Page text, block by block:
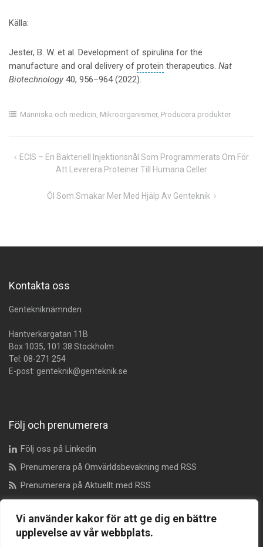
Vi använder kakor för att ge dig en bättre
upplevelse av vår webbplats.
Källa:
Jester, B. W. et al. Development of spirulina for the
manufacture and oral delivery of protein therapeutics. Nat
Biotechnology40, 956–964 (2022).
Människa och medicin Mikroorganismer, Producera produkter
Inläggsnavigering
ECIS – En Bakteriell Injektionsnål Som Programmerats Om För
Att Leverera Proteiner Till Humana Celler
Öl Som Smakar Mer Med Hjälp Av Genteknik
Kontakta oss
Gentekniknämnden
Hantverkargatan 11B
Box 1035, 101 38 Stockholm
Tel: 08-271 254
E-post: genteknik@genteknik.se
Följ och prenumerera
Följ oss på Linkedin
Prenumerera på Omvärldsbevakning med RSS
Prenumerera på Aktuellt med RSS
Dataskyddsombud